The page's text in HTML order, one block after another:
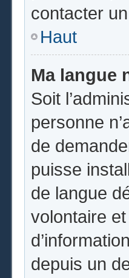
contacter
Haut
Ma langue
Soit
personne
de
puisse
de langue
volontaire
depuis un